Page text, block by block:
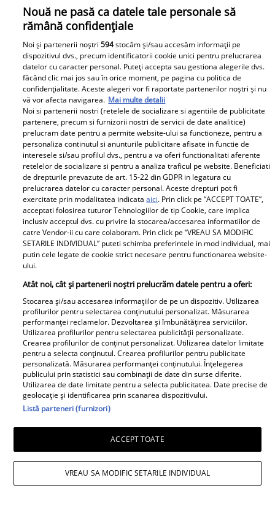
Observator News
Cântăreţ celebru, la un pas să fie
strivit de copac, în maşină.
"Uitaţi cum era să mor"
Libertatea pentru Femei
Adevăratul motiv pentru
care “Insula iubirii” a
Felicitări, Filip! La ce
liceu a intrat fiul genial
Nouă ne pasă ca datele tale personale să
rămână confidențiale
Noi și partenerii noștri594stocăm și/sau accesăm informații pe
dispozitivul dvs., precum identificatorii cookie unici pentru prelucrarea
datelor cu caracter personal. Puteți accepta sau gestiona alegerile dvs.
făcând clic mai jos sau în orice moment, pe pagina cu politica de
confidențialitate. Aceste alegeri vor fi raportate partenerilor noștri și nu
vă vor afecta navigarea. Mai multe detalii
Noi si partenerii nostri (retelele de socializare si agentiile de publicitate
partenere, precum si furnizorii nostri de servicii de date analitice)
prelucram date pentru a permite website-ului sa functioneze, pentru a
personaliza continutul si anunturile publicitare afisate in functie de
interesele si/sau profilul dvs., pentru a va oferi functionalitati aferente
retelelor de socializare si pentru a analiza traficul pe website. Beneficiati
de drepturile prevazute de art. 15-22 din GDPR in legatura cu
prelucrarea datelor cu caracter personal. Aceste drepturi pot fi
exercitate prin modalitatea indicataaici. Prin click pe “ACCEPT TOATE”,
acceptati folosirea tuturor Tehnologiilor de tip Cookie, care implica
inclusiv acceptul dvs. cu privire la stocarea/accesarea informatiilor de
catre Vendor-ii cu care colaboram. Prin click pe “VREAU SA MODIFIC
SETARILE INDIVIDUAL” puteti schimba preferintele in mod individual, mai
putin cele legate de cookie strict necesare pentru functionarea website-
ului.
Atât noi, cât și partenerii noștri prelucrăm datele pentru a oferi:
Stocarea și/sau accesarea informațiilor de pe un dispozitiv. Utilizarea
profilurilor pentru selectarea conținutului personalizat. Măsurarea
performanței reclamelor. Dezvoltarea și îmbunătățirea serviciilor.
Utilizarea profilurilor pentru selectarea publicității personalizate.
Crearea profilurilor de conținut personalizat. Utilizarea datelor limitate
pentru a selecta conținutul. Crearea profilurilor pentru publicitate
personalizată. Măsurarea performanței conținutului. Înțelegerea
publicului prin statistici sau combinații de date din surse diferite.
Utilizarea de date limitate pentru a selecta publicitatea. Date precise de
geolocație și identificarea prin scanarea dispozitivului.
Listă parteneri (furnizori)
ACCEPT TOATE
VREAU SA MODIFIC SETARILE INDIVIDUAL